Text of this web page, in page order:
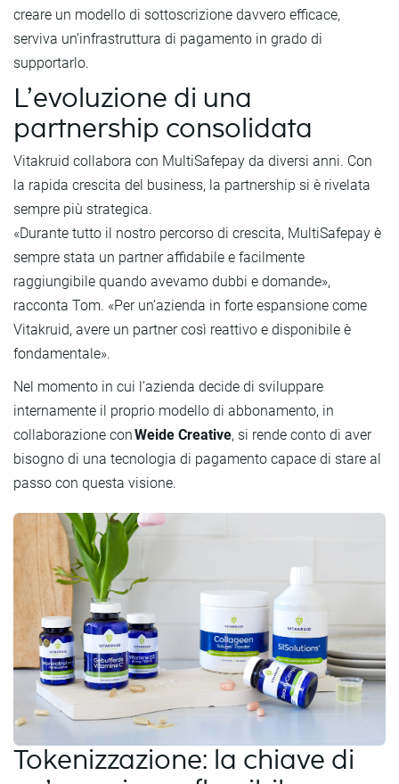
creare un modello di sottoscrizione davvero efficace,
serviva un’infrastruttura di pagamento in grado di
supportarlo.
L’evoluzione di una
partnership consolidata
Vitakruid collabora con MultiSafepay da diversi anni. Con
la rapida crescita del business, la partnership si è rivelata
sempre più strategica.
«Durante tutto il nostro percorso di crescita, MultiSafepay è
sempre stata un partner affidabile e facilmente
raggiungibile quando avevamo dubbi e domande»,
racconta Tom. «Per un’azienda in forte espansione come
Vitakruid, avere un partner così reattivo e disponibile è
fondamentale».
Nel momento in cui l’azienda decide di sviluppare
internamente il proprio modello di abbonamento, in
collaborazione conWeide Creative, si rende conto di aver
bisogno di una tecnologia di pagamento capace di stare al
passo con questa visione.
Tokenizzazione: la chiave di